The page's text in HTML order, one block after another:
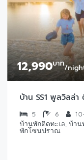
12,990บาท/
บ้าน SS1 พูลวิลล่า
5 6
บ้านพักติดทะเล, บ้า
พักโซนปราณ